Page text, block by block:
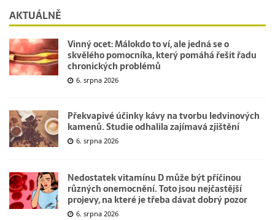
AKTUÁLNĚ
Vinný ocet: Málokdo to ví, ale jedná se o
skvělého pomocníka, který pomáhá řešit řadu
chronických problémů
6. srpna 2026
Překvapivé účinky kávy na tvorbu ledvinových
kamenů. Studie odhalila zajímavá zjištění
6. srpna 2026
Nedostatek vitamínu D může být příčinou
různých onemocnění. Toto jsou nejčastější
projevy, na které je třeba dávat dobrý pozor
6. srpna 2026